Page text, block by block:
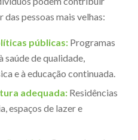
pessoas mais velhas:
públicas:Programas
saúde de qualidade,
e à educação continuada.
adequada:Residências
espaços de lazer e